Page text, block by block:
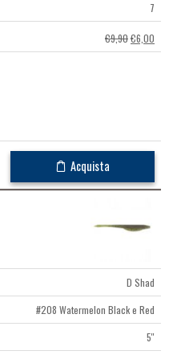
7
€9,90Il
prezzo
€6,00
Acquista
D Shad
#208 Watermelon Black e Red
5''